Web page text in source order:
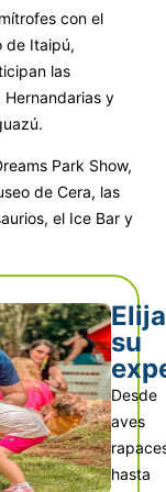
con el
de Itaipú,
las
y
Park Show,
de Cera, las
el Ice Bar y
Elija
su
Desde
aves
hasta